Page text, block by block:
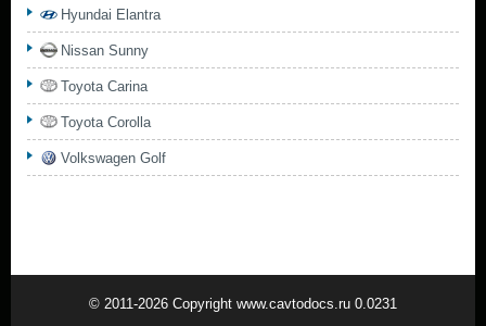
Hyundai Elantra
Nissan Sunny
Toyota Carina
Toyota Corolla
Volkswagen Golf
© 2011-2026 Copyright www.cavtodocs.ru 0.0231